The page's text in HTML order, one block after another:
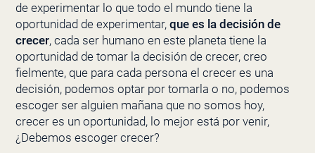
de experimentar lo que todo el mundo tiene la
oportunidad de experimentar, que es la decisión de
crecer, cada ser humano en este planeta tiene la
oportunidad de tomar la decisión de crecer, creo
fielmente, que para cada persona el crecer es una
decisión, podemos optar por tomarla o no, podemos
escoger ser alguien mañana que no somos hoy,
crecer es un oportunidad, lo mejor está por venir,
¿Debemos escoger crecer?